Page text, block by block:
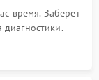
время. Заберет